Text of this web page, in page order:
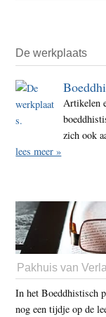
De werkplaats
Artikelen
zich ook
lees meer »
Pakhuis van
In het Boeddhistisch
nog een tijdje op de